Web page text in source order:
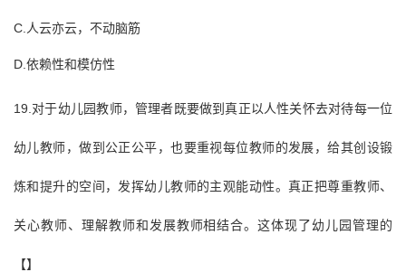
C.人云亦云，不动脑筋
D.依赖性和模仿性
19.对于幼儿园教师，管理者既要做到真正以人性关怀去对待每一位
幼儿教师，做到公正公平，也要重视每位教师的发展，给其创设锻
炼和提升的空间，发挥幼儿教师的主观能动性。真正把尊重教师、
关心教师、理解教师和发展教师相结合。这体现了幼儿园管理的
【】